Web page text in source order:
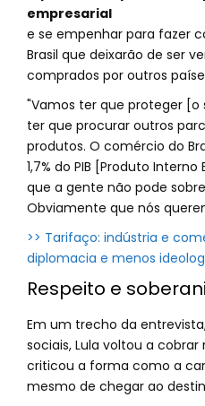
empresarial
e se empenhar para fazer
Brasil que deixarão de ser
comprados por outros
"Vamos ter que proteger
ter que procurar outros
produtos. O comércio do
1,7% do PIB [Produto
que a gente não pode
Obviamente que nós
>> Tarifaço: indústria e
diplomacia e menos
Respeito e
Em um trecho da
sociais, Lula voltou a
criticou a forma como a
mesmo de chegar ao